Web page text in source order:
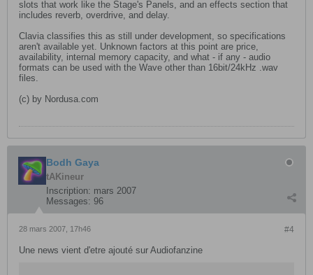
slots that work like the Stage's Panels, and an effects section that
includes reverb, overdrive, and delay.
Clavia classifies this as still under development, so specifications
aren't available yet. Unknown factors at this point are price,
availability, internal memory capacity, and what - if any - audio
formats can be used with the Wave other than 16bit/24kHz .wav
files.
(c) by Nordusa.com
Bodh Gaya
tAKineur
Inscription: mars 2007
Messages: 96
#4
28 mars 2007, 17h46
Une news vient d'etre ajouté sur Audiofanzine